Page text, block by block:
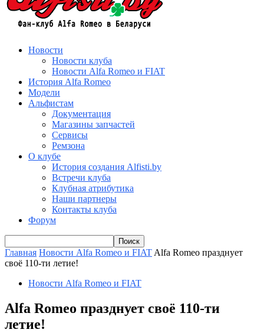
Новости
Новости клуба
Новости Alfa Romeo и FIAT
История Alfa Romeo
Модели
Альфистам
Документация
Магазины запчастей
Сервисы
Ремзона
О клубе
История создания Alfisti.by
Встречи клуба
Клубная атрибутика
Наши партнеры
Контакты клуба
Форум
Главная Новости Alfa Romeo и FIAT Alfa Romeo празднует
своё 110-ти летие!
Новости Alfa Romeo и FIAT
Alfa Romeo празднует своё 110-ти
летие!